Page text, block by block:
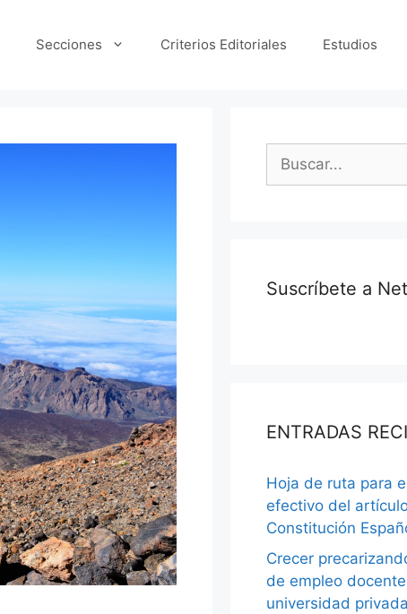
Secciones Criterios Editoriales Estudios
Suscríbete a
ENTRADAS
Hoja de ruta para
efectivo del
Constitución
Crecer
de empleo
universidad